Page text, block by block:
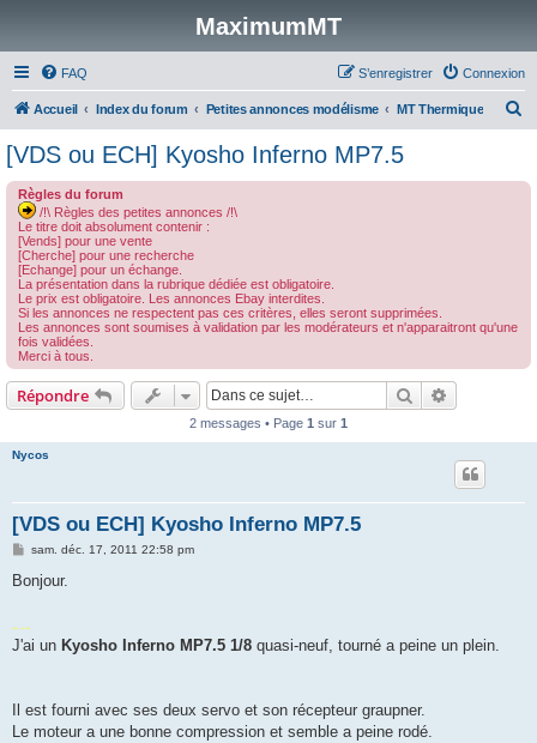
MaximumMT
FAQ Connexion
S’enregistrer
Accueil Index du forum Petites annonces modélisme MT Thermique
r
[VDS ou ECH] Kyosho Inferno MP7.5
Règles du forum
/!\ Règles des petites annonces /!\
Le titre doit absolument contenir :
[Vends] pour une vente
[Cherche] pour une recherche
[Echange] pour un échange.
La présentation dans la rubrique dédiée est obligatoire.
Le prix est obligatoire. Les annonces Ebay interdites.
Si les annonces ne respectent pas ces critères, elles seront supprimées.
Les annonces sont soumises à validation par les modérateurs et n'apparaitront qu'une
fois validées.
Merci à tous.
Répondre Rechercher
2 messages • Page 1 sur 1
Nycos
[VDS ou ECH] Kyosho Inferno MP7.5
M
s
sam. déc. 17, 2011 22:58 pm
Bonjour.
J'ai un Kyosho Inferno MP7.5 1/8 quasi-neuf, tourné a peine un plein.
Il est fourni avec ses deux servo et son récepteur graupner.
Le moteur a une bonne compression et semble a peine rodé.